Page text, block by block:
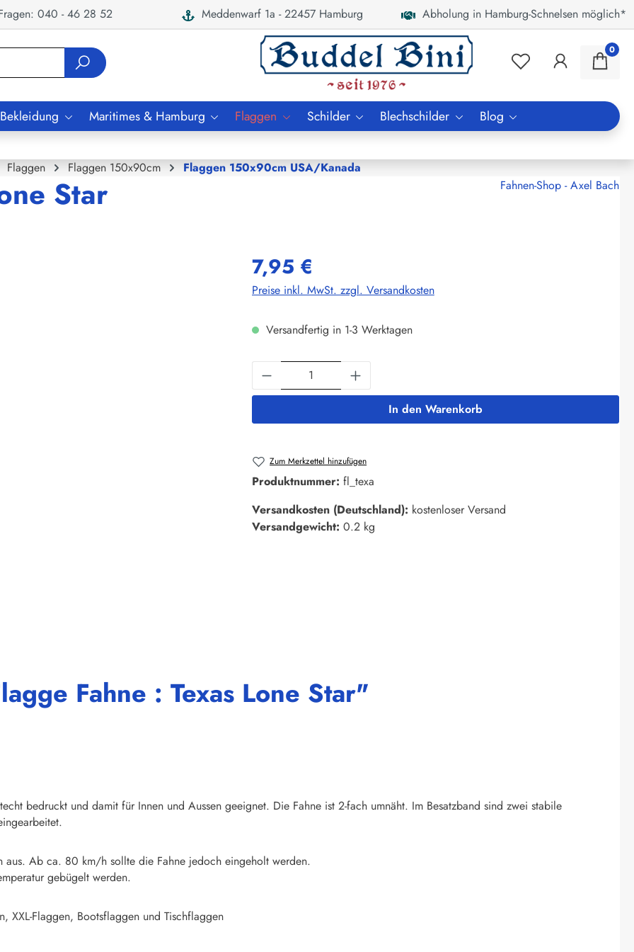
040 - 46 28 52 Meddenwarf 1a - 22457 Hamburg Abholung in Hamburg-Schnelsen möglich*
0
Maritimes & Hamburg Flaggen Schilder Blechschilder Blog
Flaggen Flaggen 150x90cm Flaggen 150x90cm USA/Kanada
Star Fahnen-Shop - Axel Bach
7,95 €
Preise inkl. MwSt. zzgl. Versandkosten
Versandfertig in 1-3 Werktagen
Produkt Anzahl: Gib den gewünschten Wert ein
In den Warenkorb
Zum Merkzettel hinzufügen
Produktnummer: fl_texa
Versandkosten (Deutschland): kostenloser Versand
Versandgewicht: 0.2 kg
Fahne : Texas Lone Star"
bedruckt und damit für Innen und Aussen geeignet. Die Fahne ist 2-fach umnäht. Im Besatzband sind zwei stabile
Ab ca. 80 km/h sollte die Fahne jedoch eingeholt werden.
gebügelt werden.
XXL-Flaggen, Bootsflaggen und Tischflaggen